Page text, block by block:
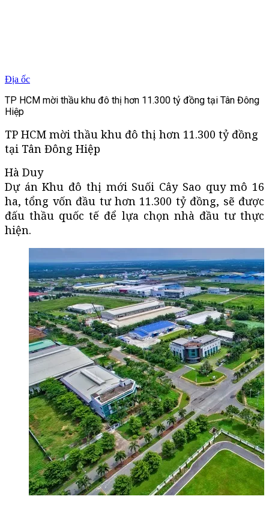
Địa ốc
TP HCM mời thầu khu đô thị hơn 11.300 tỷ đồng tại Tân Đông
Hiệp
TP HCM mời thầu khu đô thị hơn 11.300 tỷ đồng
tại Tân Đông Hiệp
Hà Duy
Dự án Khu đô thị mới Suối Cây Sao quy mô 16
ha, tổng vốn đầu tư hơn 11.300 tỷ đồng, sẽ được
đấu thầu quốc tế để lựa chọn nhà đầu tư thực
hiện.